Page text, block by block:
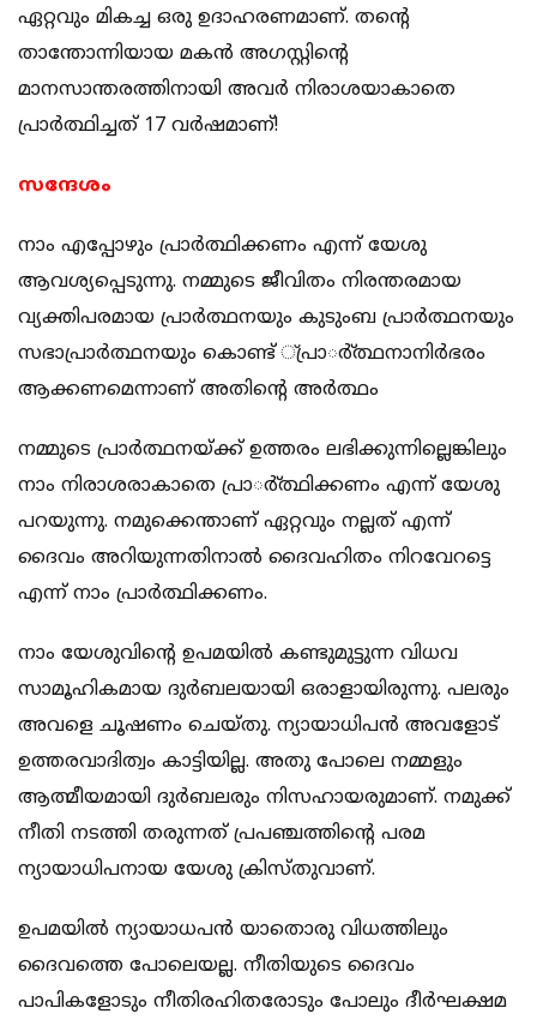
ഏറ്റവും മികച്ച ഒരു ഉദാഹരണമാണ്. തന്റെ
താന്തോന്നിയായ മകന്‍ അഗസ്റ്റിന്റെ
മാനസാന്തരത്തിനായി അവര്‍ നിരാശയാകാതെ
പ്രാര്‍ത്ഥിച്ചത് 17 വര്‍ഷമാണ്!
സന്ദേശം
നാം എപ്പോഴും പ്രാര്‍ത്ഥിക്കണം എന്ന് യേശു
ആവശ്യപ്പെടുന്നു. നമ്മുടെ ജീവിതം നിരന്തരമായ
വ്യക്തിപരമായ പ്രാര്‍ത്ഥനയും കുടുംബ പ്രാര്‍ത്ഥനയും
സഭാപ്രാര്‍ത്ഥനയും കൊണ്ട് ്പ്രാര്‍്ത്ഥനാനിര്‍ഭരം
ആക്കണമെന്നാണ് അതിന്റെ അര്‍ത്ഥം
നമ്മുടെ പ്രാര്‍ത്ഥനയ്ക്ക് ഉത്തരം ലഭിക്കുന്നില്ലെങ്കിലും
നാം നിരാശരാകാതെ പ്രാര്‍്ത്ഥിക്കണം എന്ന് യേശു
പറയുന്നു. നമുക്കെന്താണ് ഏറ്റവും നല്ലത് എന്ന്
ദൈവം അറിയുന്നതിനാല്‍ ദൈവഹിതം നിറവേറട്ടെ
എന്ന് നാം പ്രാര്‍ത്ഥിക്കണം.
നാം യേശുവിന്റെ ഉപമയില്‍ കണ്ടുമുട്ടുന്ന വിധവ
സാമൂഹികമായ ദുര്‍ബലയായി ഒരാളായിരുന്നു. പലരും
അവളെ ചൂഷണം ചെയ്തു. ന്യായാധിപന്‍ അവളോട്
ഉത്തരവാദിത്വം കാട്ടിയില്ല. അതു പോലെ നമ്മളും
ആത്മീയമായി ദുര്‍ബലരും നിസഹായരുമാണ്. നമുക്ക്
നീതി നടത്തി തരുന്നത് പ്രപഞ്ചത്തിന്റെ പരമ
ന്യായാധിപനായ യേശു ക്രിസ്തുവാണ്.
ഉപമയില്‍ ന്യായാധപന്‍ യാതൊരു വിധത്തിലും
ദൈവത്തെ പോലെയല്ല. നീതിയുടെ ദൈവം
പാപികളോടും നീതിരഹിതരോടും പോലും ദീര്‍ഘക്ഷമ